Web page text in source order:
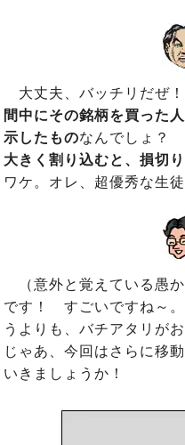
大丈夫、バッチリだぜ
間中にその銘柄を買った
示したものなんでしょ？
大きく割り込むと、損切
ワケ。オレ、超優秀な生徒
（意外と覚えている愚
です！ すごいですね～
うよりも、バチアタリが
じゃあ、今回はさらに移
いきましょうか！